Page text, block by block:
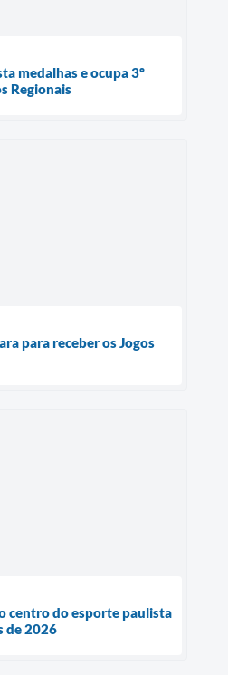
medalhas e ocupa 3º
Regionais
para receber os Jogos
centro do esporte paulista
de 2026